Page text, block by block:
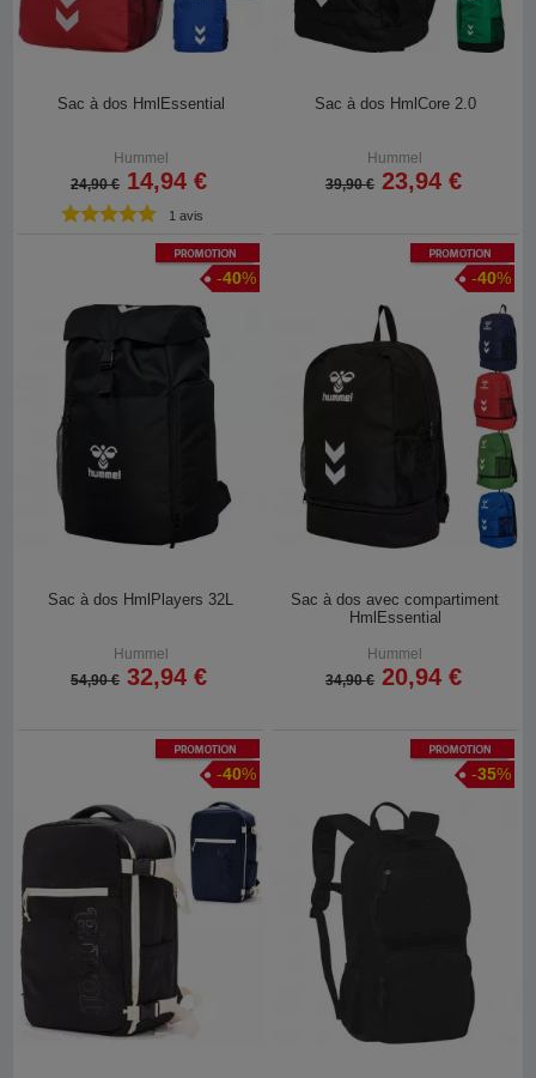
Sac à dos HmlEssential
Hummel
24,90 € 14,94 €
1 avis
Sac à dos HmlCore 2.0
Hummel
39,90 € 23,94 €
Promotion
-40%
Sac à dos HmlPlayers 32L
Hummel
54,90 € 32,94 €
Promotion
-40%
Sac à dos avec compartiment
HmlEssential
Hummel
34,90 € 20,94 €
Promotion
-40%
Promotion
-35%